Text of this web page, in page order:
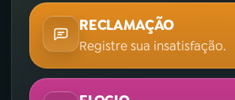
RECLAMAÇÃO
Registre sua insatisfação.